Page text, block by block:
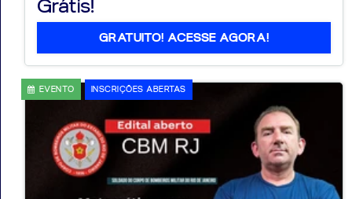
Grátis!
GRATUITO! ACESSE AGORA!
EVENTO INSCRIÇÕES ABERTAS